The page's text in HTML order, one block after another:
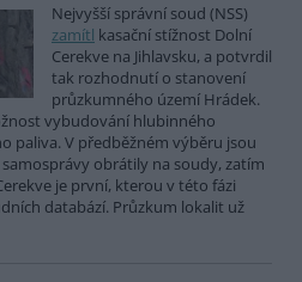
Nejvyšší správní soud (NSS)
zamítl kasační stížnost Dolní
Cerekve na Jihlavsku, a potvrdil
tak rozhodnutí o stanovení
průzkumného území Hrádek.
vybudování hlubinného
paliva. V předběžném výběru jsou
obrátily na soudy, zatím
je první, kterou v této fázi
databází. Průzkum lokalit už